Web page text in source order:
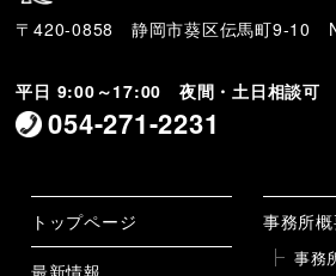
〒420-0858 静岡市葵区伝馬町9-10
平日 9:00～17:00 夜間・土日相談可
054-271-2231
トップページ 事務所
事務